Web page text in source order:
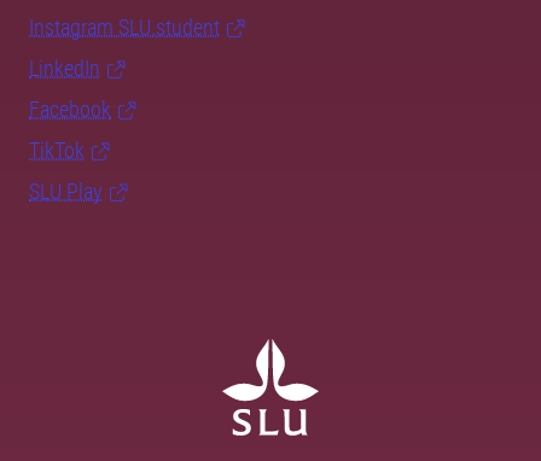
Instagram SLU.student
LinkedIn
Facebook
TikTok
SLU Play